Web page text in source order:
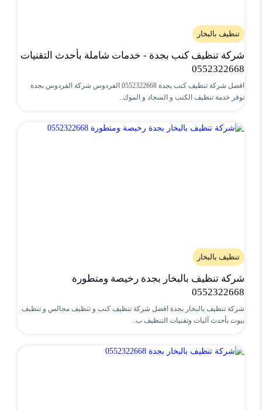
تنظيف بالبخار
شركة تنظيف كنب بجدة - خدمات شاملة بأحدث التقنيات
0552322668
افضل شركة تنظيف كنب بجدة 0552322668 الفردوس شركة الفردوس بجدة
توفر خدمة تنظيف الكنب و السجاد و الموك..
تنظيف بالبخار
شركة تنظيف بالبخار بجدة رخيصة ومتطورة
0552322668
شركة تنظيف بالبخار بجدة افضل شركة تنظيف كنب و تنظيف مجالس و تنظيف
بيوت بأحدث آليات وتقنيات التنظيف ب..